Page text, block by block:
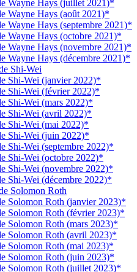
Wayne Hays (juillet 2021)*
Wayne Hays (août 2021)*
Wayne Hays (septembre 2021)*
Wayne Hays (octobre 2021)*
Wayne Hays (novembre 2021)*
Wayne Hays (décembre 2021)*
Shi-Wei
Shi-Wei (janvier 2022)*
Shi-Wei (février 2022)*
Shi-Wei (mars 2022)*
Shi-Wei (avril 2022)*
Shi-Wei (mai 2022)*
Shi-Wei (juin 2022)*
Shi-Wei (septembre 2022)*
Shi-Wei (octobre 2022)*
Shi-Wei (novembre 2022)*
Shi-Wei (décembre 2022)*
Solomon Roth
Solomon Roth (janvier 2023)*
Solomon Roth (février 2023)*
Solomon Roth (mars 2023)*
Solomon Roth (avril 2023)*
Solomon Roth (mai 2023)*
Solomon Roth (juin 2023)*
Solomon Roth (juillet 2023)*